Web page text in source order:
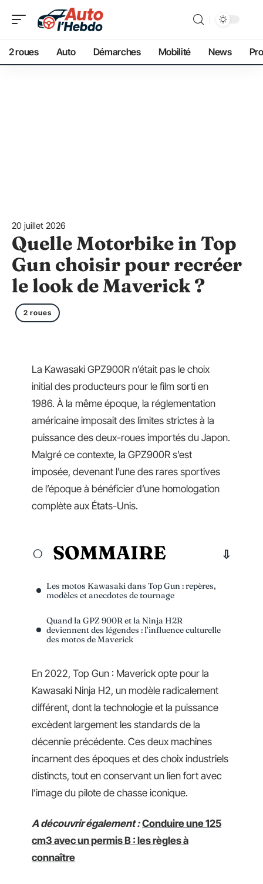
2 roues Auto Démarches Mobilité News
20 juillet 2026
Quelle Motorbike in Top
Gun choisir pour recréer
le look de Maverick ?
2 roues
La Kawasaki GPZ900R n’était pas le choix
initial des producteurs pour le film sorti en
1986. À la même époque, la réglementation
américaine imposait des limites strictes à la
puissance des deux-roues importés du Japon.
Malgré ce contexte, la GPZ900R s’est
imposée, devenant l’une des rares sportives
de l’époque à bénéficier d’une homologation
complète aux États-Unis.
SOMMAIRE
Les motos Kawasaki dans Top Gun : repères,
modèles et anecdotes de tournage
Quand la GPZ 900R et la Ninja H2R
deviennent des légendes : l’influence culturelle
des motos de Maverick
En 2022, Top Gun : Maverick opte pour la
Kawasaki Ninja H2, un modèle radicalement
différent, dont la technologie et la puissance
excèdent largement les standards de la
décennie précédente. Ces deux machines
incarnent des époques et des choix industriels
distincts, tout en conservant un lien fort avec
l’image du pilote de chasse iconique.
A découvrir également : Conduire une 125
cm3 avec un permis B : les règles à
connaître